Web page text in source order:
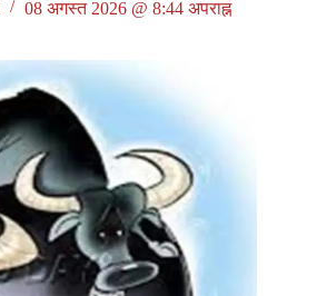
08 अगस्त 2026 @ 8:44 अपराह्न